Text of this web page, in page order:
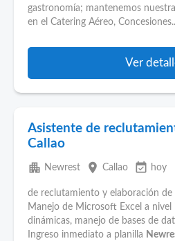
gastronomía; mantenemos
en el Catering Aéreo,
Ver
Asistente de
Callao
apartment Newrest place Callao event_available hoy
de reclutamiento y elaboración de
Manejo de Microsoft Excel a
dinámicas, manejo de bases de
Ingreso inmediato a planilla